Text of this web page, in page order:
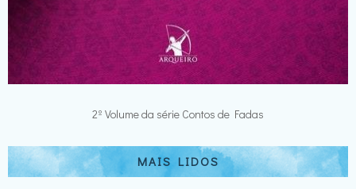
2º Volume da série Contos de Fadas
MAIS LIDOS